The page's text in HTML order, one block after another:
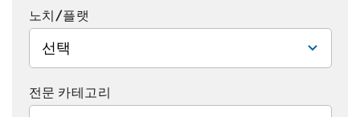
노치/플랫
선택
전문 카테고리